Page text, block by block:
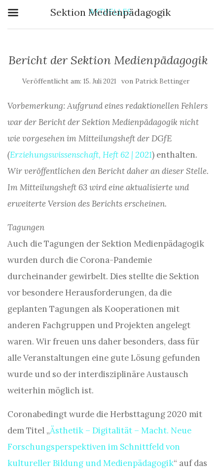
AKTUELLES
Bericht der Sektion Medienpädagogik
Veröffentlicht am: 15. Juli 2021 von Patrick Bettinger
Vorbemerkung: Aufgrund eines redaktionellen Fehlers
war der Bericht der Sektion Medienpädagogik nicht
wie vorgesehen im Mitteilungsheft der DGfE
(Erziehungswissenschaft, Heft 62 | 2021) enthalten.
Wir veröffentlichen den Bericht daher an dieser Stelle.
Im Mitteilungsheft 63 wird eine aktualisierte und
erweiterte Version des Berichts erscheinen.
Tagungen
Auch die Tagungen der Sektion Medienpädagogik
wurden durch die Corona-Pandemie
durcheinander gewirbelt. Dies stellte die Sektion
vor besondere Herausforderungen, da die
geplanten Tagungen als Kooperationen mit
anderen Fachgruppen und Projekten angelegt
waren. Wir freuen uns daher besonders, dass für
alle Veranstaltungen eine gute Lösung gefunden
wurde und so der interdisziplinäre Austausch
weiterhin möglich ist.
Coronabedingt wurde die Herbsttagung 2020 mit
dem Titel „Ästhetik – Digitalität – Macht. Neue
Forschungsperspektiven im Schnittfeld von
kultureller Bildung und Medienpädagogik“ auf das
Sektion Medienpädagogik